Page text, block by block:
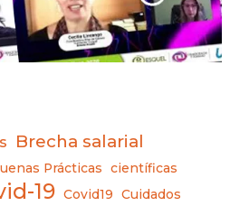
Brecha salarial
Prácticas científicas
19 Covid19
Cuidados